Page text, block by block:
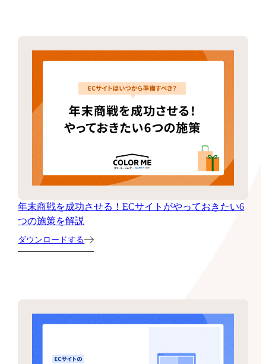
年末商戦を成功させる！ECサイトがやっておきたい6
つの施策を解説
ダウンロードする